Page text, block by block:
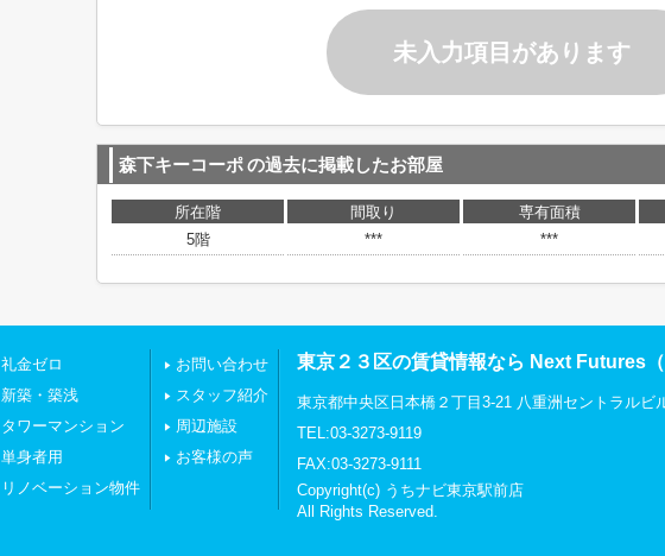
未入力項目があります
森下キーコーポの過去に掲載したお部屋
所在階 間取り 専有面積
5階
*** ***
礼金ゼロ
新築・築浅
タワーマンション
単身者用
リノベーション物件
お問い合わせ
スタッフ紹介
周辺施設
お客様の声
東京２３区の賃貸情報なら Next Futures（
東京都中央区日本橋２丁目3-21 八重洲セントラルビ
TEL:03-3273-9119
FAX:03-3273-9111
Copyright(c) うちナビ東京駅前店
All Rights Reserved.